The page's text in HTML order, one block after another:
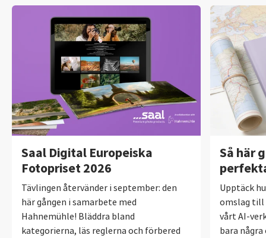
Saal Digital Europeiska
Fotopriset 2026
Tävlingen återvänder i september: den
här gången i samarbete med
Hahnemühle! Bläddra bland
kategorierna, läs reglerna och förbered
Så här
Upptäck
omslag till
vårt AI-
bara